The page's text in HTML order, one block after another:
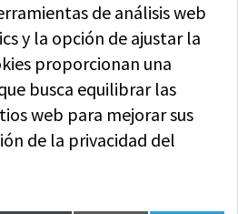
de análisis web
y la opción de ajustar la
proporcionan una
busca equilibrar las
web para mejorar sus
de la privacidad del